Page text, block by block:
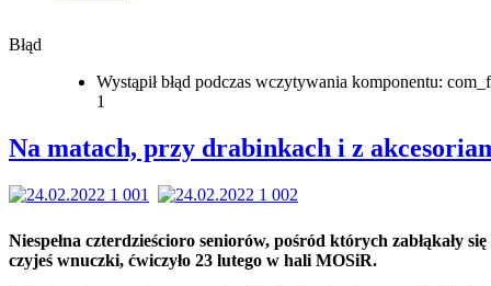
Błąd
Wystąpił błąd podczas wczytywania komponentu:
1
Na matach, przy drabinkach i z
Niespełna czterdzieścioro seniorów, pośród których zabłąkały
czyjeś wnuczki, ćwiczyło 23 lutego w hali MOSiR.